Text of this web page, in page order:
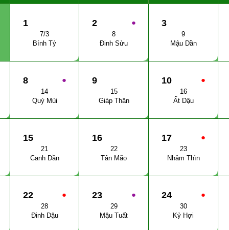
1
7/3
Bính Tý
●
2
8
Đinh Sửu
3
9
Mậu Dần
●
8
14
Quý Mùi
9
15
Giáp Thân
●
10
16
Ất Dậu
15
21
Canh Dần
16
22
Tân Mão
●
17
23
Nhâm Thìn
●
22
28
Đinh Dậu
●
23
29
Mậu Tuất
●
24
30
Kỷ Hợi